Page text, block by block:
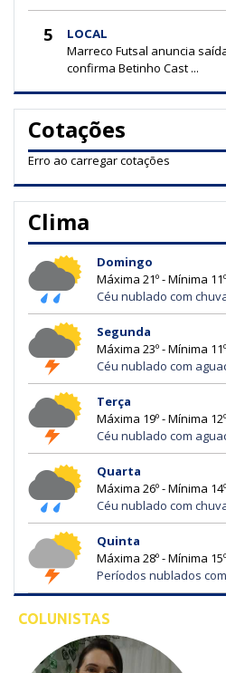
5 LOCAL
Marreco Futsal anuncia
confirma Betinho Cast ...
Cotações
Erro ao carregar cotações
Clima
Domingo
Máxima 21º - Mínima 11º
Céu nublado com
Segunda
Máxima 23º - Mínima 11º
Céu nublado com
Terça
Máxima 19º - Mínima 12º
Céu nublado com
Quarta
Máxima 26º - Mínima 14º
Céu nublado com
Quinta
Máxima 28º - Mínima 15º
Períodos nublados
COLUNISTAS